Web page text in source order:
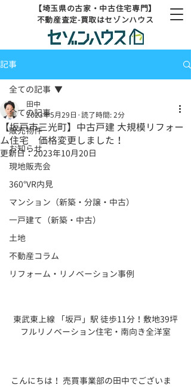
【埼玉県の古家・中古住宅専門】
不動産査定-買取はセゾンハウス
記事
全ての記事
販売物件
お知らせ
現地販売会
360°VR内見
マンション（新築・分譲・中古）
一戸建て（新築・中古）
土地
不動産コラム
リフォーム・リノベーション事例
全ての記事
【坂戸市三光町】中古戸建 大規模リフォー
ム住宅 価格変更しました！
田中
2023年5月29日 読了時間: 2分
更新日：2023年10月20日
東武東上線 「坂戸」駅 徒歩11分！敷地39坪
フルリノベーション住宅・南向き全洋室
こんにちは！ 売買事業部の田中でございま